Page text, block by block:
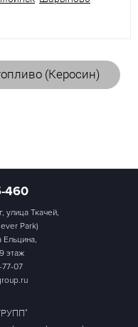
(Керосин)
460
улица Ткачей,
Park)
этаж
07